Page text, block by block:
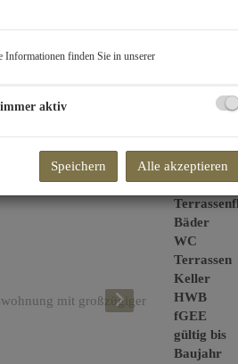
Zimmer
Wohnfläche
Nutzfläche
Bäder
WC
Terrassen
Keller
HWB
fGEE
gültig bis
Baujahr
Informationen finden Sie in unserer
immer aktiv
Speichern Alle akzeptieren